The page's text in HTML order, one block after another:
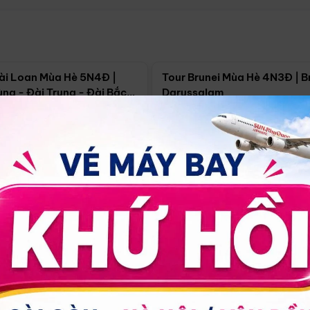
Loan Mùa Hè 5N4Đ |
- Đài Trung - Đài Bắc
18/09
Tour Brunei Mùa Hè 4N3Đ |
Darussalam
Hồ Chí Minh 4N3Đ
30/08 17/09 24/09
14.499.000đ Xem chi